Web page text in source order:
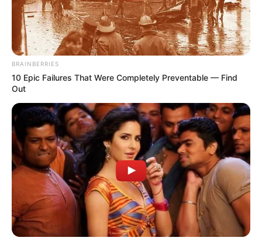
BRAINBERRIES
10 Epic Failures That Were Completely Preventable — Find
Out